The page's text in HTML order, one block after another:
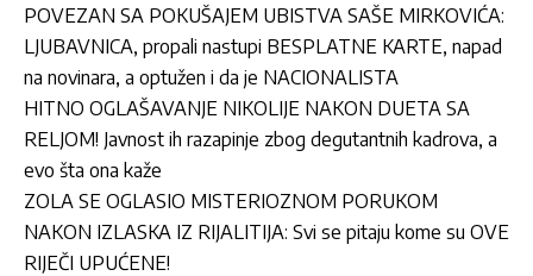
POVEZAN SA POKUŠAJEM UBISTVA SAŠE MIRKOVIĆA:
LJUBAVNICA, propali nastupi BESPLATNE KARTE, napad
na novinara, a optužen i da je NACIONALISTA
HITNO OGLAŠAVANJE NIKOLIJE NAKON DUETA SA
RELJOM! Javnost ih razapinje zbog degutantnih kadrova, a
evo šta ona kaže
ZOLA SE OGLASIO MISTERIOZNOM PORUKOM
NAKON IZLASKA IZ RIJALITIJA: Svi se pitaju kome su OVE
RIJEČI UPUĆENE!